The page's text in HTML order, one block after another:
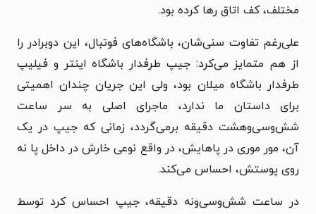
مختلف، کف اتاق رها کرده بود.
علی‌رغم تفاوت سنی‌شان، باشگاه‌های فوتبال، این دوبرادر را
از هم متمایز می‌کرد: جیپ طرفدار باشگاه اینتر و فیلیپ
طرفدار باشگاه میلان بود، ولی این جریان چندان اهمیتی
برای داستان ما ندارد، ماجرای اصلی به سر ساعت
شش‌وسی‌وهشت دقیقه برمی‌گردد، زمانی که جیپ در یک
آن، مور موری در پاهایش، در واقع نوعی خارش در داخل پا نه
روی پوستش، احساس می‌کند.
در ساعت شش‌وسی‌ونه دقیقه، جیپ احساس کرد توسط